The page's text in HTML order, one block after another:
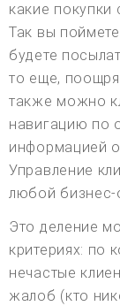
какие покупки
Так вы
будете
то еще,
также можно
навигацию по
информацией
Управление
любой бизнес-
Это деление
критериях: по
нечастые
жалоб (кто